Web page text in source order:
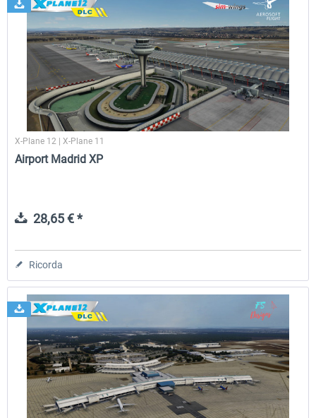
X-Plane 12 | X-Plane 11
Airport Madrid XP
28,65 € *
Ricorda